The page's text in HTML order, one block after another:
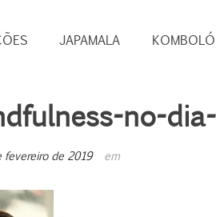
JAPAMALA
no-
fevereiro de 2019 em